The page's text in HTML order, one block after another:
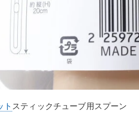
ト スティックチューブ用スプーン